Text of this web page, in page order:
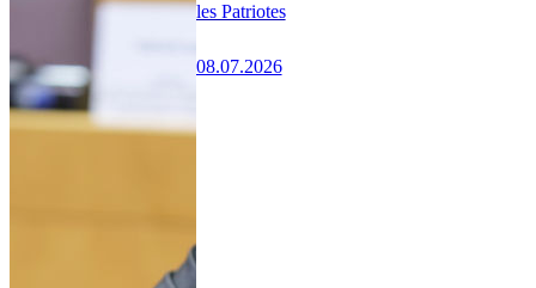
les Patriotes
08.07.2026